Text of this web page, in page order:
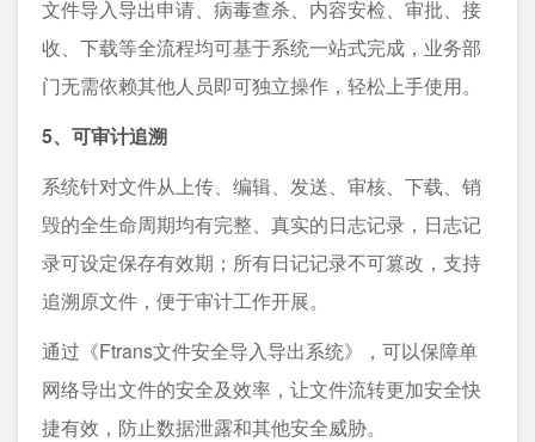
文件导入导出申请、病毒查杀、内容安检、审批、接
收、下载等全流程均可基于系统一站式完成，业务部
门无需依赖其他人员即可独立操作，轻松上手使用。
5、可审计追溯
系统针对文件从上传、编辑、发送、审核、下载、销
毁的全生命周期均有完整、真实的日志记录，日志记
录可设定保存有效期；所有日记记录不可篡改，支持
追溯原文件，便于审计工作开展。
通过《Ftrans文件安全导入导出系统》，可以保障单
网络导出文件的安全及效率，让文件流转更加安全快
捷有效，防止数据泄露和其他安全威胁。